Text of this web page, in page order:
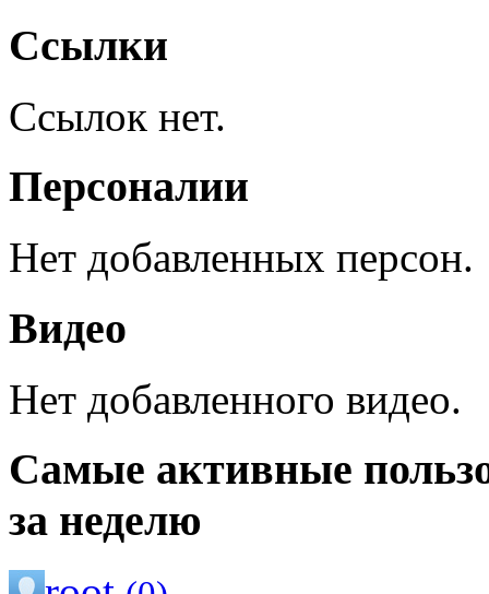
Ссылки
Ссылок нет.
Персоналии
Нет добавленных персон.
Видео
Нет добавленного видео.
Самые активные
за неделю